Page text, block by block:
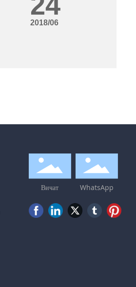
2018/06
Вичат WhatsApp